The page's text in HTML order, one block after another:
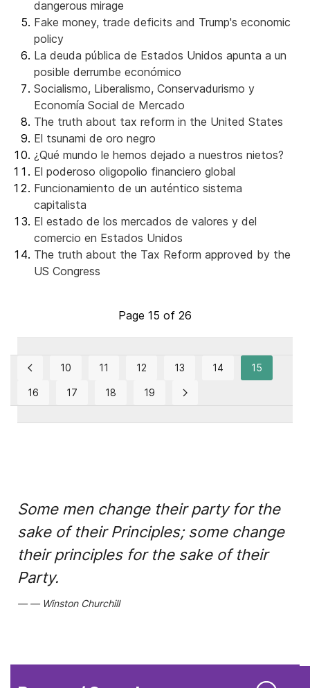
dangerous mirage
Fake money, trade deficits and Trump's economic
policy
La deuda pública de Estados Unidos apunta a un
posible derrumbe económico
Socialismo, Liberalismo, Conservadurismo y
Economía Social de Mercado
The truth about tax reform in the United States
El tsunami de oro negro
¿Qué mundo le hemos dejado a nuestros nietos?
El poderoso oligopolio financiero global
Funcionamiento de un auténtico sistema
capitalista
El estado de los mercados de valores y del
comercio en Estados Unidos
The truth about the Tax Reform approved by the
US Congress
Page 15 of 26
10 11 12 13 14 15
16 17 18 19
Some men change their party for the
sake of their Principles; some change
their principles for the sake of their
Party.
Winston Churchill